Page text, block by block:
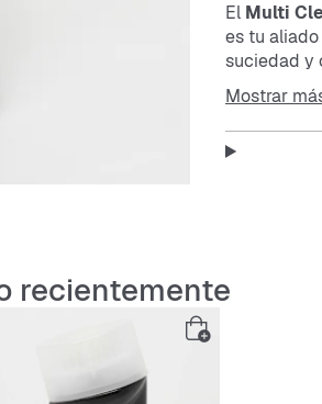
El Multi
es tu
suciedad y
Uso:
Luego,
Mostrar
recientemente